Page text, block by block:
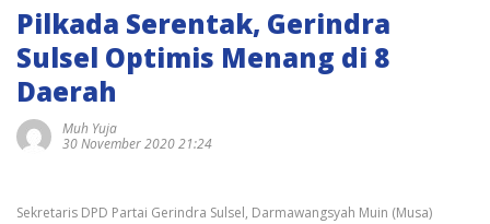
Pilkada Serentak, Gerindra
Sulsel Optimis Menang di 8
Daerah
Muh Yuja
30 November 2020 21:24
Sekretaris DPD Partai Gerindra Sulsel, Darmawangsyah Muin (Musa)